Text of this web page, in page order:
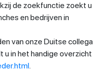
de zoekfunctie zoekt u
en bedrijven in
van onze Duitse collega
u in het handige overzicht
.